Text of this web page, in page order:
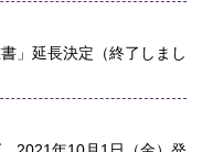
」延長決定（終了しまし